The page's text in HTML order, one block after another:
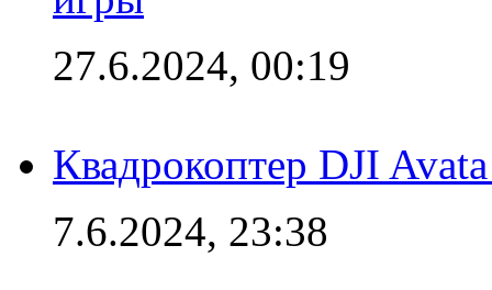
27.6.2024, 00:19
Квадрокоптер DJI
7.6.2024, 23:38